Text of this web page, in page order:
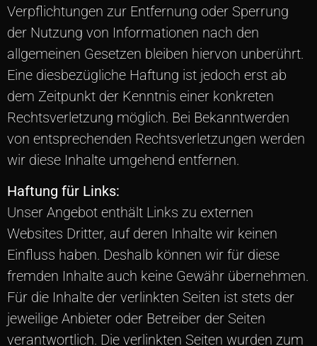
Verpflichtungen zur Entfernung oder Sperrung
der Nutzung von Informationen nach den
allgemeinen Gesetzen bleiben hiervon unberührt.
Eine diesbezügliche Haftung ist jedoch erst ab
dem Zeitpunkt der Kenntnis einer konkreten
Rechtsverletzung möglich. Bei Bekanntwerden
von entsprechenden Rechtsverletzungen werden
wir diese Inhalte umgehend entfernen.
Haftung für Links:
Unser Angebot enthält Links zu externen
Websites Dritter, auf deren Inhalte wir keinen
Einfluss haben. Deshalb können wir für diese
fremden Inhalte auch keine Gewähr übernehmen.
Für die Inhalte der verlinkten Seiten ist stets der
jeweilige Anbieter oder Betreiber der Seiten
verantwortlich. Die verlinkten Seiten wurden zum